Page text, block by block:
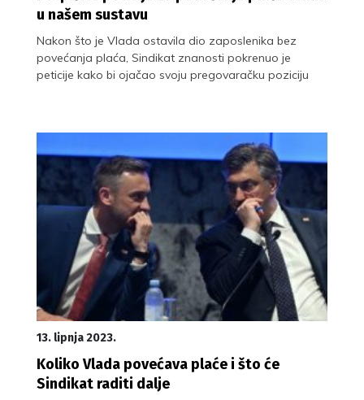
u našem sustavu
Nakon što je Vlada ostavila dio zaposlenika bez
povećanja plaća, Sindikat znanosti pokrenuo je
peticije kako bi ojačao svoju pregovaračku poziciju
13. lipnja 2023.
Koliko Vlada povećava plaće i što će
Sindikat raditi dalje